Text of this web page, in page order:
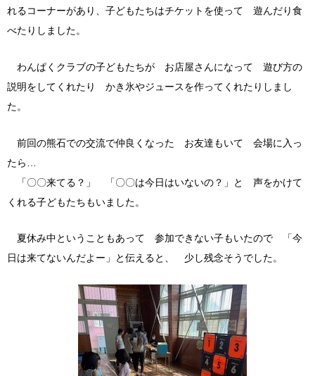
れるコーナーがあり、子どもたちはチケットを使って 遊んだり食
べたりしました。
わんぱくクラブの子どもたちが お店屋さんになって 遊び方の
説明をしてくれたり かき氷やジュースを作ってくれたりしまし
た。
前回の熊石での交流で仲良くなった お友達もいて 会場に入っ
たら…
「〇〇来てる？」 「〇〇は今日はいないの？」と 声をかけて
くれる子どもたちもいました。
夏休み中ということもあって 参加できない子もいたので 「今
日は来てないんだよー」と伝えると、 少し残念そうでした。